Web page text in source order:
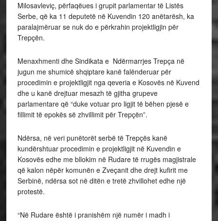
Milosavleviç, përfaqëues i grupit parlamentar të Listës
Serbe, që ka 11 deputetë në Kuvendin 120 anëtarësh, ka
paralajmëruar se nuk do e përkrahin projektligjin për
Trepçën.
Menaxhmenti dhe Sindikata e Ndërmarrjes Trepça në
jugun me shumicë shqiptare kanë falënderuar për
procedimin e projektligjit nga qeveria e Kosovës në Kuvend
dhe u kanë drejtuar mesazh të gjitha grupeve
parlamentare që “duke votuar pro ligjit të bëhen pjesë e
fillimit të epokës së zhvillimit për Trepçën”.
Ndërsa, në veri punëtorët serbë të Trepçës kanë
kundërshtuar procedimin e projektligjit në Kuvendin e
Kosovës edhe me bllokim në Rudare të rrugës magjistrale
që kalon nëpër komunën e Zveçanit dhe drejt kufirit me
Serbinë, ndërsa sot në ditën e tretë zhvillohet edhe një
protestë.
“Në Rudare është i pranishëm një numër i madh i